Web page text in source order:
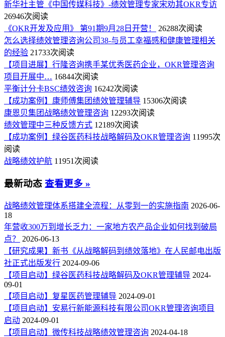
新华社主管《中国传媒科技》-绩效管理专家宋劝其OKR专访
26946次阅读
《OKR开发及应用》 第91期9月28日开营！
26288次阅读
怎么选择绩效管理咨询公司38-与员工幸福感和健康管理相关
的经验 21733次阅读
【项目进展】行隆咨询携手某优秀医药企业，OKR管理咨询
项目开展中… 16844次阅读
平衡计分卡BSC绩效咨询 16242次阅读
【成功案例】康师傅集团绩效管理辅导 15306次阅读
康恩贝集团战略绩效管理咨询 12293次阅读
绩效管理中三种反馈方式 12189次阅读
【成功案例】绿谷医药科技战略解码及OKR管理咨询 11995次
阅读
战略绩效护航 11951次阅读
最新动态 查看更多 »
战略绩效管理体系搭建全流程：从零到一的实施指南 2026-06-
18
年营收300万到增长乏力：一家地方农产品企业如何找到破局
点？
2026-06-13
【研究成果】新书《从战略解码到绩效落地》在人民邮电出版
社正式出版发行 2024-09-06
【项目启动】绿谷医药科技战略解码及OKR管理辅导 2024-
09-01
【项目启动】复星医药管理辅导 2024-09-01
【项目启动】安易行新能源科技有限公司OKR管理咨询项目
启动 2024-09-01
【项目启动】微传科技战略绩效管理咨询 2024-04-18